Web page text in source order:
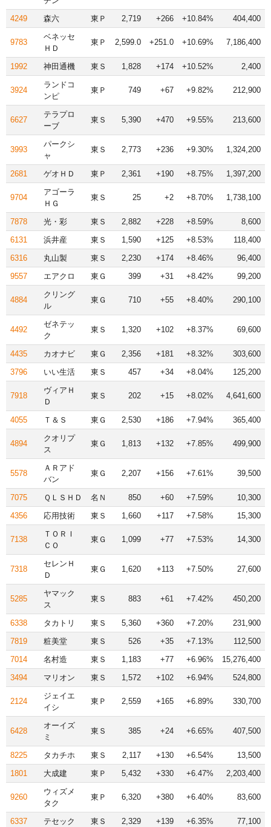
4249 森六 東Ｐ 2,719 +266 +10.84% 404,400
9783
ベネッセ
ＨＤ
東Ｐ 2,599.0 +251.0 +10.69% 7,186,400
1992 神田通機 東Ｓ 1,828 +174 +10.52% 2,400
3924
ランドコ
ンピ
東Ｐ 749 +67 +9.82% 212,900
6627
テラプロ
ーブ
東Ｓ 5,390 +470 +9.55% 213,600
3993
パークシ
ャ
東Ｓ 2,773 +236 +9.30% 1,324,200
2681 ゲオＨＤ 東Ｐ 2,361 +190 +8.75% 1,397,200
9704
アゴーラ
ＨＧ
東Ｓ 25 +2 +8.70% 1,738,100
7878 光・彩 東Ｓ 2,882 +228 +8.59%
8,600
6131
浜井産 東Ｓ 1,590 +125 +8.53%
118,400
6316
丸山製 東Ｓ 2,230 +174 +8.46%
96,400
9557
エアクロ 東Ｇ 399 +31 +8.42% 99,200
4884
クリング
ル
東Ｇ 710 +55 +8.40% 290,100
4492
ゼネテッ
ク
東Ｓ 1,320 +102 +8.37% 69,600
4435 カオナビ 東Ｇ 2,356 +181 +8.32%
303,600
3796
いい生活 東Ｓ 457 +34 +8.04% 125,200
7918
ヴィアＨ
Ｄ
東Ｓ 202 +15 +8.02% 4,641,600
4055 Ｔ＆Ｓ 東Ｇ 2,530 +186 +7.94% 365,400
4894
クオリプ
ス
東Ｇ 1,813 +132 +7.85% 499,900
5578
ＡＲアド
バン
東Ｇ 2,207 +156 +7.61% 39,500
7075 ＱＬＳＨＤ 名Ｎ 850 +60 +7.59%
10,300
4356
応用技術 東Ｓ 1,660 +117 +7.58% 15,300
7138
ＴＯＲＩ
ＣＯ
東Ｇ 1,099 +77 +7.53% 14,300
7318
セレンＨ
Ｄ
東Ｇ 1,620 +113 +7.50% 27,600
5285
ヤマック
ス
東Ｓ 883 +61 +7.42% 450,200
6338 タカトリ 東Ｓ 5,360 +360 +7.20%
231,900
7819
粧美堂 東Ｓ 526 +35 +7.13%
112,500
7014
名村造 東Ｓ 1,183 +77 +6.96%
15,276,400
3494
マリオン 東Ｓ 1,572 +102 +6.94% 524,800
2124
ジェイエ
イシ
東Ｐ 2,559 +165 +6.89% 330,700
6428
オーイズ
ミ
東Ｓ 385 +24 +6.65% 407,500
8225 タカチホ 東Ｓ 2,117 +130 +6.54%
13,500
1801
大成建 東Ｐ 5,432 +330 +6.47% 2,203,400
9260
ウィズメ
タク
東Ｐ 6,320 +380 +6.40% 83,600
6337 テセック 東Ｓ 2,329 +139 +6.35% 77,100